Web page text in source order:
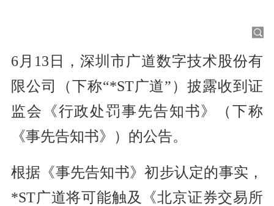
6月13日，深圳市广道数字技术股份有
限公司（下称“*ST广道”）披露收到证
监会《行政处罚事先告知书》（下称
《事先告知书》）的公告。
根据《事先告知书》初步认定的事实，
*ST广道将可能触及《北京证券交易所